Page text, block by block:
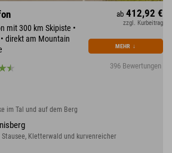
mit 300 km Skipiste •
direkt am Mountain
396 Bewertungen
ab 412,92 €
zzgl. Kurbeitrag
MEHR ↓
im Tal und auf dem Berg
Kletterwald und kurvenreicher